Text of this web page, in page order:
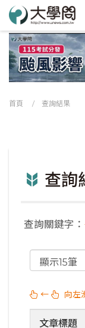
首頁 / 查詢結果
查詢
查詢關鍵字：
← 向左
文章標題